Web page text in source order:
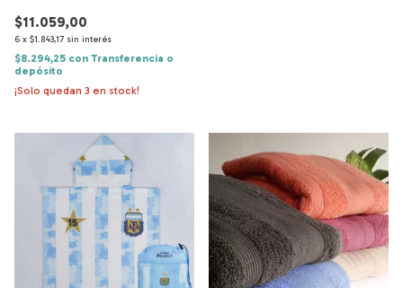
$11.059,00
6 x $1.843,17 sin interés
$8.294,25 con Transferencia o
depósito
¡Solo quedan 3 en stock!